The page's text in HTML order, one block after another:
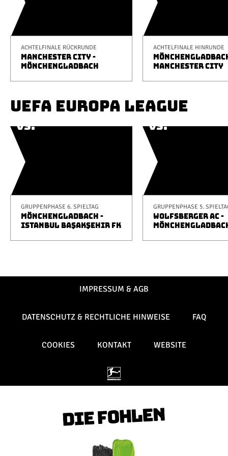
ACHTELFINALE RÜCKRUNDE
MANCHESTER CITY -
MÖNCHENGLADBACH
ACHTELFINALE HINRUNDE
MANCHESTER CITY
UEFA EUROPA LEAGUE
GRUPPENPHASE 6. SPIELTAG
MÖNCHENGLADBACH -
ISTANBUL BAŞAKŞEHIR FK
GRUPPENPHASE 5.
WOLFSBERGER AC -
IMPRESSUM & AGB
DATENSCHUTZ & RECHTLICHE HINWEISE FAQ
COOKIES KONTAKT WEBSITE